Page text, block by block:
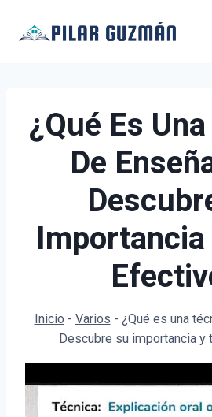
¿Qué Es
De
Inicio - Varios - ¿Qué es una
Descubre su importancia